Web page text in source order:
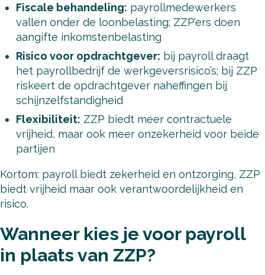
Fiscale behandeling: payrollmedewerkers
vallen onder de loonbelasting; ZZP’ers doen
aangifte inkomstenbelasting
Risico voor opdrachtgever: bij payroll draagt
het payrollbedrijf de werkgeversrisico’s; bij ZZP
riskeert de opdrachtgever naheffingen bij
schijnzelfstandigheid
Flexibiliteit: ZZP biedt meer contractuele
vrijheid, maar ook meer onzekerheid voor beide
partijen
Kortom: payroll biedt zekerheid en ontzorging, ZZP
biedt vrijheid maar ook verantwoordelijkheid en
risico.
Wanneer kies je voor payroll
in plaats van ZZP?